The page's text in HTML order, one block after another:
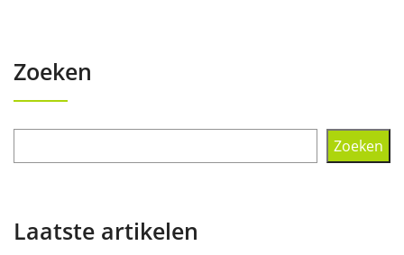
Zoeken
Zoeken
Laatste artikelen